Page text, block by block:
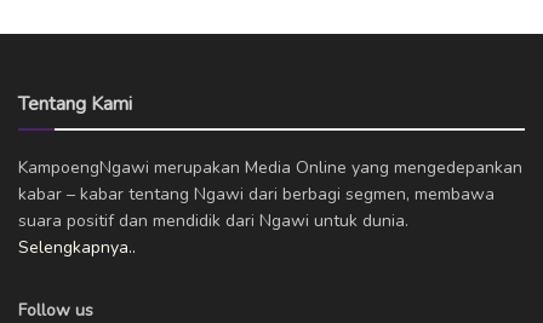
Tentang Kami
KampoengNgawi merupakan Media Online yang mengedepankan
kabar – kabar tentang Ngawi dari berbagi segmen, membawa
suara positif dan mendidik dari Ngawi untuk dunia.
Selengkapnya..
Follow us